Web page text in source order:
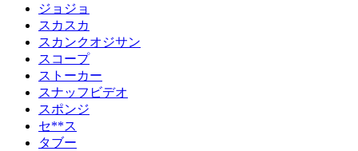
ジョジョ
スカスカ
スカンクオジサン
スコープ
ストーカー
スナッフビデオ
スポンジ
セ**ス
タブー